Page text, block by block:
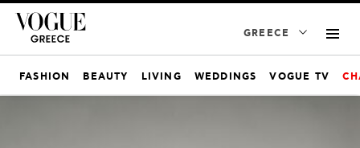
GREECE
FASHION BEAUTY LIVING WEDDINGS VOGUE TV